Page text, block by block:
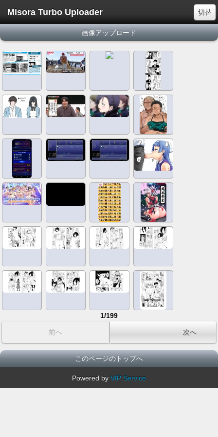
切替
Misora Turbo Uploader
画像アップロード
1/199
前へ 次へ
このページのトップへ
Powered by VIP Service